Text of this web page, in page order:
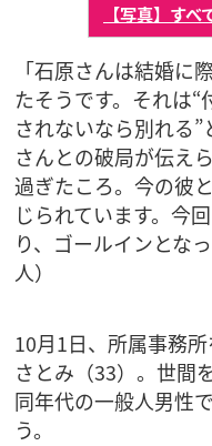
【写真】す
「石原さんは結婚に
たそうです。それは
されないなら別れる
さんとの破局が伝え
過ぎたころ。今の彼
じられています。今
り、ゴールインとな
人）
10月1日、所属事務
さとみ（33）。世間
同年代の一般人男性
う。